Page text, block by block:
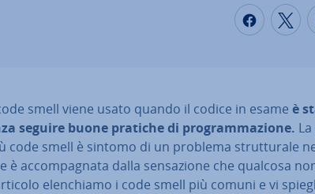
smell viene usato quando il codice in esame è
seguire buone pratiche di pro­gram­ma­zio­ne.
code smell è sintomo di un problema strut­tu­ra­le
è ac­com­pa­gna­ta dalla sen­sa­zio­ne che qualcosa
elen­chia­mo i code smell più comuni e vi